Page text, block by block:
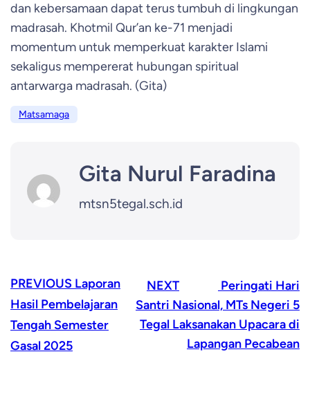
dan kebersamaan dapat terus tumbuh di lingkungan
madrasah. Khotmil Qur’an ke-71 menjadi
momentum untuk memperkuat karakter Islami
sekaligus mempererat hubungan spiritual
antarwarga madrasah. (Gita)
Matsamaga
Gita Nurul Faradina
mtsn5tegal.sch.id
PREVIOUS Laporan
Hasil Pembelajaran
Tengah Semester
Gasal 2025
NEXT
Peringati Hari
Santri Nasional, MTs Negeri 5
Tegal Laksanakan Upacara di
Lapangan Pecabean